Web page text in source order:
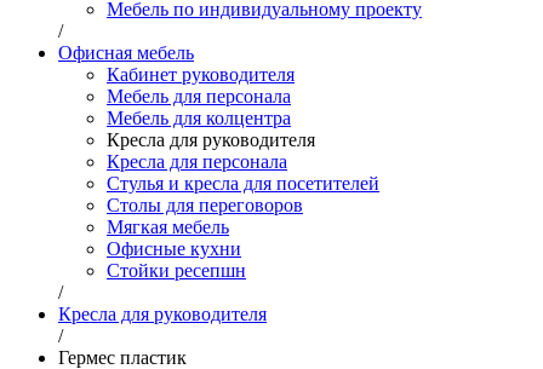
Мебель по индивидуальному проекту
/
Офисная мебель
Кабинет руководителя
Мебель для персонала
Мебель для колцентра
Кресла для руководителя
Кресла для персонала
Стулья и кресла для посетителей
Столы для переговоров
Мягкая мебель
Офисные кухни
Стойки ресепшн
/
Кресла для руководителя
/
Гермес пластик